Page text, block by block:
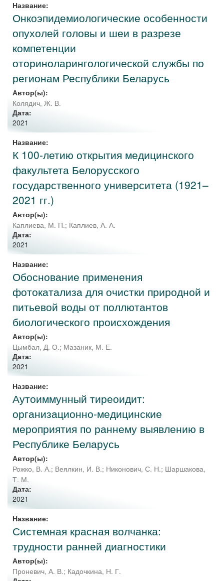
Название:
Онкоэпидемиологические особенности
опухолей головы и шеи в разрезе
компетенции
оториноларингологической службы по
регионам Республики Беларусь
Автор(ы):
Колядич, Ж. В.
Дата:
2021
Название:
К 100-летию открытия медицинского
факультета Белорусского
государственного университета (1921–
2021 гг.)
Автор(ы):
Каплиева, М. П.; Каплиев, А. А.
Дата:
2021
Название:
Обоснование применения
фотокатализа для очистки природной и
питьевой воды от поллютантов
биологического происхождения
Автор(ы):
Цымбал, Д. О.; Мазаник, М. Е.
Дата:
2021
Название:
Аутоиммунный тиреоидит:
организационно-медицинские
мероприятия по раннему выявлению в
Республике Беларусь
Автор(ы):
Рожко, В. А.; Веялкин, И. В.; Никонович, С. Н.; Шаршакова,
Т. М.
Дата:
2021
Название:
Системная красная волчанка:
трудности ранней диагностики
Автор(ы):
Проневич, А. В.; Кадочкина, Н. Г.